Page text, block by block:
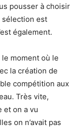
pousser à choisir
sélection est
également.
moment où le
la création de
compétition aux
Très vite,
et on a vu
on n’avait pas